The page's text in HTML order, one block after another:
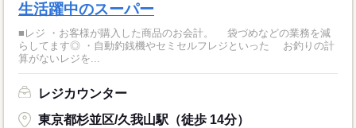
生活躍中のスーパー
■レジ ・お客様が購入した商品のお会計。 袋づめなどの業務を減
らしてます◎ ・自動釣銭機やセミセルフレジといった お釣りの計
算がないレジを...
レジカウンター
東京都杉並区/久我山駅（徒歩 14分）